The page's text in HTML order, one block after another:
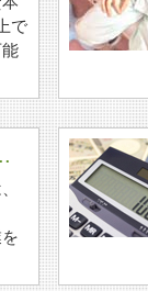
で